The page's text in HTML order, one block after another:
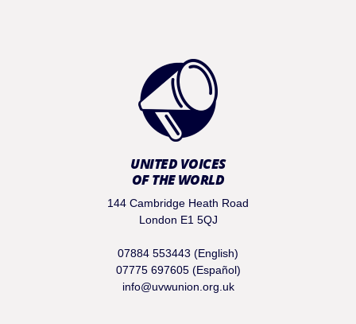
UNITED VOICES
OF THE WORLD
144 Cambridge Heath Road
London E1 5QJ
07884 553443 (English)
07775 697605 (Español)
info@uvwunion.org.uk